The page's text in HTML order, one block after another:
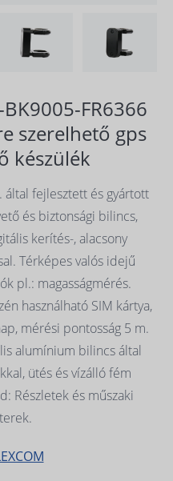
BK9005-FR6366
szerelhető gps
készülék
által fejlesztett és gyártott
és biztonsági bilincs,
kerítés-, alacsony
Térképes valós idejű
pl.: magasságmérés.
használható SIM kártya,
mérési pontosság 5 m.
alumínium bilincs által
ütés és vízálló fém
Részletek és műszaki